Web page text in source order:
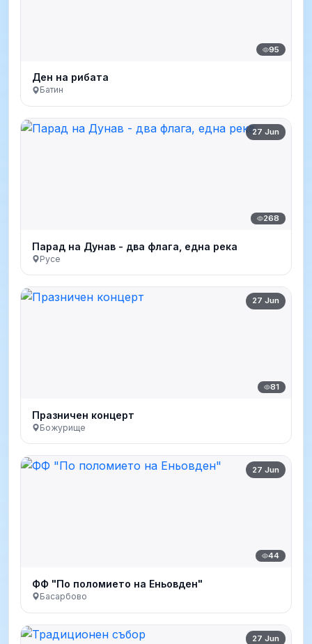
95
Ден на рибата
Батин
27 Jun
268
Парад на Дунав - два флага, една река
Русе
27 Jun
81
Празничен концерт
Божурище
27 Jun
44
ФФ "По поломието на Еньовден"
Басарбово
27 Jun